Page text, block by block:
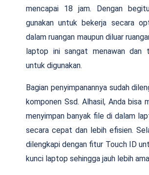
mencapai 18 jam. Dengan
gunakan untuk bekerja secara
dalam ruangan maupun diluar
laptop ini sangat menawan dan
untuk digunakan.
Bagian penyimpanannya sudah
komponen Ssd. Alhasil, Anda bisa
menyimpan banyak file di dalam
secara cepat dan lebih efisien.
dilengkapi dengan fitur Touch ID
kunci laptop sehingga jauh lebih